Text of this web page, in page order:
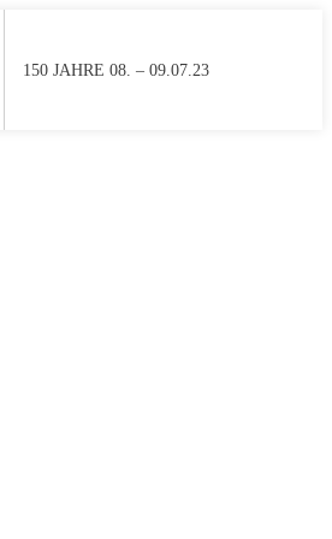
150 JAHRE 08. – 09.07.23